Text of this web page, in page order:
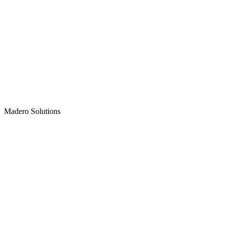
Madero Solutions